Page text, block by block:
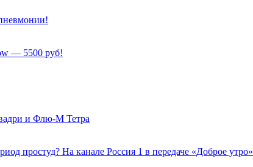
— 5500 руб!
и Флю-М Тетра
простуд? На канале Россия 1 в передаче «Доброе утро»